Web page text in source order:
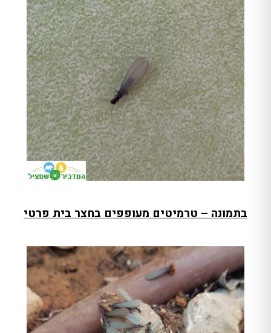
בתמונה – טרמיטים מעופפים בחצר בית פרטי